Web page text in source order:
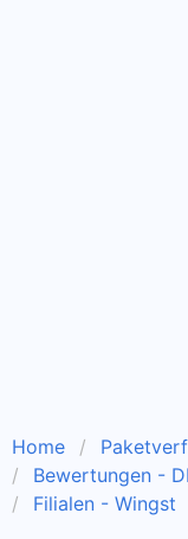
Home
Bewertungen -
Filialen - Wingst